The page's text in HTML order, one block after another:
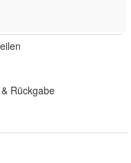
Rückgabe